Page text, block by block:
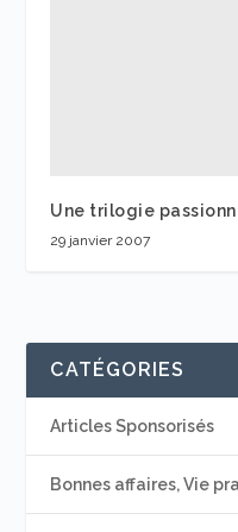
Une trilogie
29 janvier 2007
CATÉGORIES
Articles Sponsorisés
Bonnes affaires, Vie